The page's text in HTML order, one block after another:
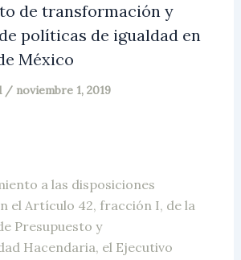
de transformación y
políticas de igualdad en
México
/ noviembre 1, 2019